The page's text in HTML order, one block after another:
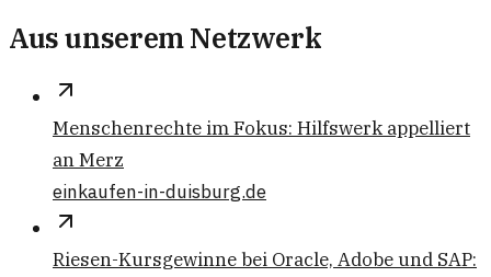
Aus unserem Netzwerk
Menschenrechte im Fokus: Hilfswerk appelliert
an Merz
einkaufen-in-duisburg.de
Riesen-Kursgewinne bei Oracle, Adobe und SAP: